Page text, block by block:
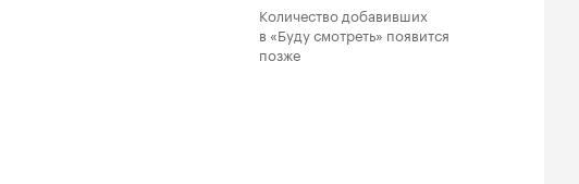
Количество добавивших
в «Буду смотреть» появится
позже